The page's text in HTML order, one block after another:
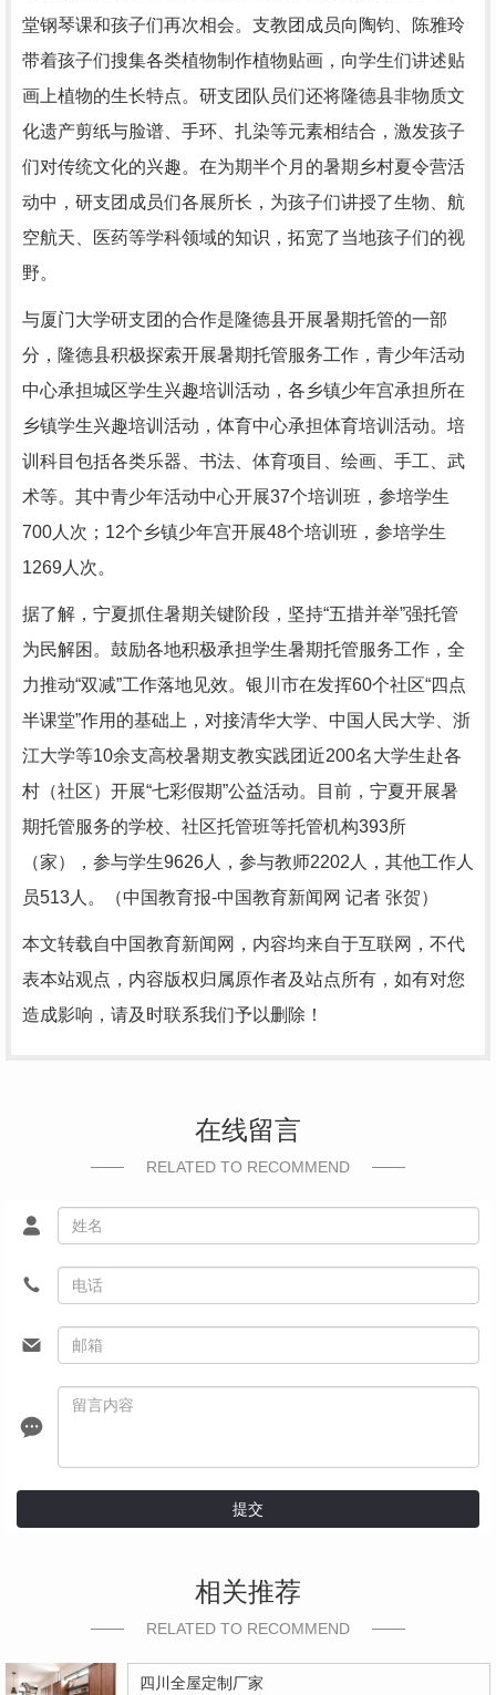
堂钢琴课和孩子们再次相会。支教团成员向陶钧、陈雅玲
带着孩子们搜集各类植物制作植物贴画，向学生们讲述贴
画上植物的生长特点。研支团队员们还将隆德县非物质文
化遗产剪纸与脸谱、手环、扎染等元素相结合，激发孩子
们对传统文化的兴趣。在为期半个月的暑期乡村夏令营活
动中，研支团成员们各展所长，为孩子们讲授了生物、航
空航天、医药等学科领域的知识，拓宽了当地孩子们的视
野。
与厦门大学研支团的合作是隆德县开展暑期托管的一部
分，隆德县积极探索开展暑期托管服务工作，青少年活动
中心承担城区学生兴趣培训活动，各乡镇少年宫承担所在
乡镇学生兴趣培训活动，体育中心承担体育培训活动。培
训科目包括各类乐器、书法、体育项目、绘画、手工、武
术等。其中青少年活动中心开展37个培训班，参培学生
700人次；12个乡镇少年宫开展48个培训班，参培学生
1269人次。
据了解，宁夏抓住暑期关键阶段，坚持“五措并举”强托管
为民解困。鼓励各地积极承担学生暑期托管服务工作，全
力推动“双减”工作落地见效。银川市在发挥60个社区“四点
半课堂”作用的基础上，对接清华大学、中国人民大学、浙
江大学等10余支高校暑期支教实践团近200名大学生赴各
村（社区）开展“七彩假期”公益活动。目前，宁夏开展暑
期托管服务的学校、社区托管班等托管机构393所
（家），参与学生9626人，参与教师2202人，其他工作人
员513人。（中国教育报-中国教育新闻网 记者 张贺）
本文转载自中国教育新闻网，内容均来自于互联网，不代
表本站观点，内容版权归属原作者及站点所有，如有对您
造成影响，请及时联系我们予以删除！
在线留言
RELATED TO RECOMMEND
提交
相关推荐
RELATED TO RECOMMEND
四川全屋定制厂家